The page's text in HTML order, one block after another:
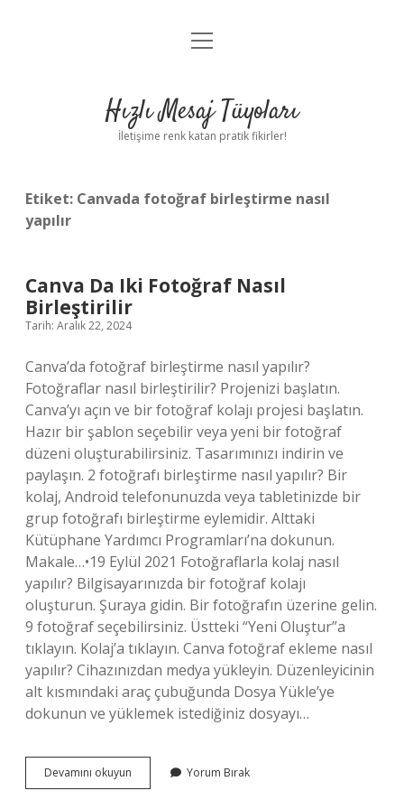
Anasayfa
Yasal Uyarı
menüyü
Hızlı Mesaj Tüyoları
İletişime renk katan pratik fikirler!
Etiket: Canvada fotoğraf birleştirme nasıl
yapılır
Canva Da Iki Fotoğraf Nasıl
Birleştirilir
Tarih: Aralık 22, 2024
Canva’da fotoğraf birleştirme nasıl yapılır?
Fotoğraflar nasıl birleştirilir? Projenizi başlatın.
Canva’yı açın ve bir fotoğraf kolajı projesi başlatın.
Hazır bir şablon seçebilir veya yeni bir fotoğraf
düzeni oluşturabilirsiniz. Tasarımınızı indirin ve
paylaşın. 2 fotoğrafı birleştirme nasıl yapılır? Bir
kolaj, Android telefonunuzda veya tabletinizde bir
grup fotoğrafı birleştirme eylemidir. Alttaki
Kütüphane Yardımcı Programları’na dokunun.
Makale…•19 Eylül 2021 Fotoğraflarla kolaj nasıl
yapılır? Bilgisayarınızda bir fotoğraf kolajı
oluşturun. Şuraya gidin. Bir fotoğrafın üzerine gelin.
9 fotoğraf seçebilirsiniz. Üstteki “Yeni Oluştur”a
tıklayın. Kolaj’a tıklayın. Canva fotoğraf ekleme nasıl
yapılır? Cihazınızdan medya yükleyin. Düzenleyicinin
alt kısmındaki araç çubuğunda Dosya Yükle’ye
dokunun ve yüklemek istediğiniz dosyayı…
Devamını okuyun
Da
Yorum Bırak